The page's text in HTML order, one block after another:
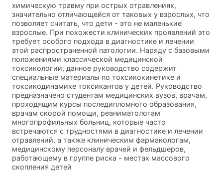
химическую травму при острых отравлениях,
значительно отличающейся от таковых у взрослых, что
позволяет считать, что дети - это не маленькие
взрослые. При похожести клинических проявлений это
требует особого подхода в диагностике и лечении
этой распространенной патологии. Наряду с базовыми
положениями классической медицинской
токсикологии, данное руководство содержит
специальные материалы по токсикокинетике и
токсикодинамике токсикантов у детей. Руководство
предназначено студентам медицинских вузов, врачам,
проходящим курсы последипломного образования,
врачам скорой помощи, реаниматологам
многопрофильных больниц, которые часто
встречаются с трудностями в диагностике и лечении
отравлений, а также клиническим фармакологам,
медицинскому персоналу врачей и фельдшеров,
работающему в группе риска - местах массового
скопления детей